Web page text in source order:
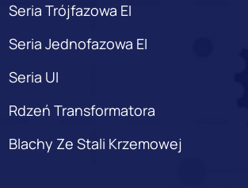
Seria Trójfazowa EI
Seria Jednofazowa EI
Seria UI
Rdzeń Transformatora
Blachy Ze Stali Krzemowej